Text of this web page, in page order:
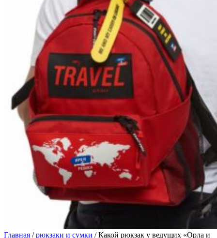
Главная / рюкзаки и сумки / Какой рюкзак у ведущих «Орла и